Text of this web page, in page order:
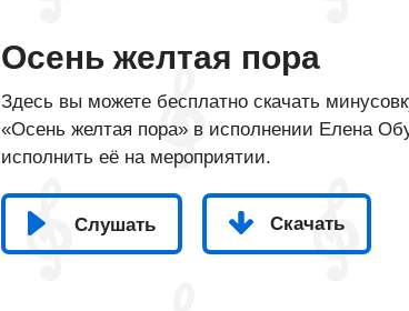
Осень желтая пора
Здесь вы можете бесплатно скачать
«Осень желтая пора» в исполнении Елена
исполнить её на мероприятии.
Слушать Скачать